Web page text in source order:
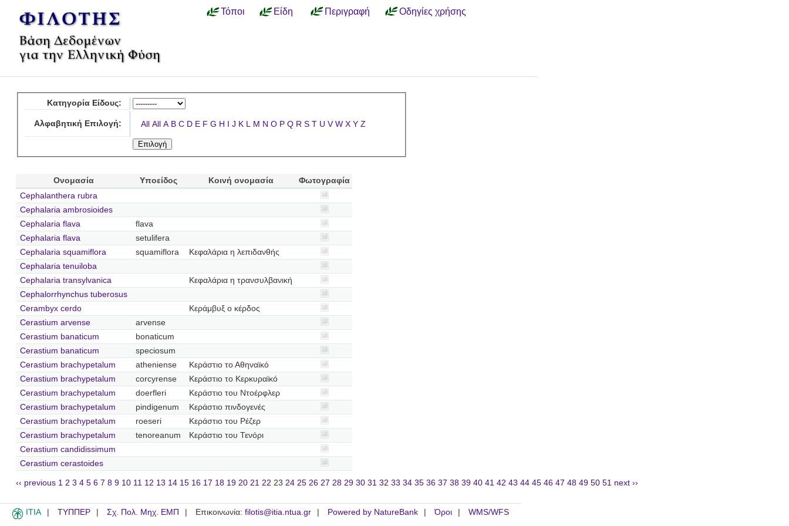
Τόποι Είδη Περιγραφή Οδηγίες χρήσης
Κατηγορία Είδους:
Αλφαβητική Επιλογή: All All A B C D E F G H I J K L M N O P Q R S T U V W X Y Z
Ονομασία Υποείδος Κοινή ονομασία
Φωτογραφία
Cephalanthera rubra
Cephalaria ambrosioides
Cephalaria flava
flava
Cephalaria flava
setulifera
Cephalaria squamiflora
squamiflora
Κεφαλάρια η λεπιδανθής
Cephalaria tenuiloba
Cephalaria transylvanica
Κεφαλάρια η τρανσυλβανική
Cephalorrhynchus tuberosus
Cerambyx cerdo
Κεράμβυξ ο κέρδος
Cerastium arvense
arvense
Cerastium banaticum
bonaticum
Cerastium banaticum
speciosum
Cerastium brachypetalum
atheniense
Κεράστιο το Αθηναϊκό
Cerastium brachypetalum
corcyrense
Κεράστιο το Κερκυραϊκό
Cerastium brachypetalum
doerfleri
Κεράστιο του Ντοέρφλερ
Cerastium brachypetalum
pindigenum
Κεράστιο πινδογενές
Cerastium brachypetalum
roeseri
Κεράστιο του Ρέζερ
Cerastium brachypetalum
tenoreanum
Κεράστιο του Τενόρι
Cerastium candidissimum
Cerastium cerastoides
‹‹ previous 1 2 3 4 5 6 7 8 9 10 11 12 13 14 15 16 17 18 19 20 21 22 23 24 25 26 27 28 29 30 31 32 33 34 35 36 37 38 39 40 41 42 43 44 45 46 47 48 49 50 51 next ››
ITIA ΤΥΠΠΕΡ Σχ. Πολ. Μηχ. ΕΜΠ Επικοινωνία: filotis@itia.ntua.gr Powered by NatureBank Όροι WMS/WFS